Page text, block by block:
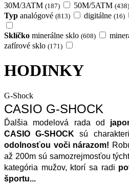
30M/3ATM (187) 50M/5ATM (438)
Typ analógové (813) digitálne (16)
Sklíčko minerálne sklo (608)
zafírové sklo (171)
HODINKY
G-Shock
CASIO G-SHOCK
Ďalšia modelová rada od
CASIO
G-SHOCK
odolnosťou voči nárazom!
až 200m sú samozrejmosťou
kategória mužov, ktorí sa radi
športu...